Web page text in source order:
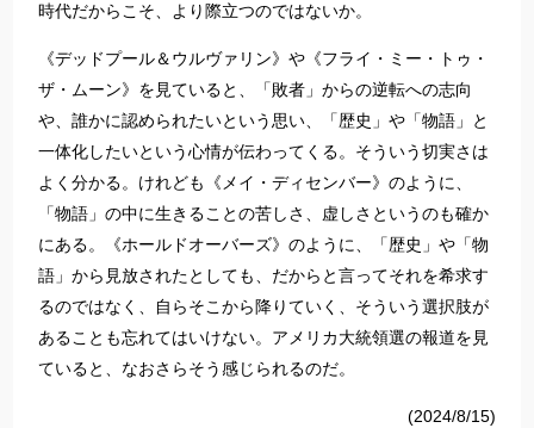
時代だからこそ、より際立つのではないか。
《デッドプール＆ウルヴァリン》や《フライ・ミー・トゥ・
ザ・ムーン》を見ていると、「敗者」からの逆転への志向
や、誰かに認められたいという思い、「歴史」や「物語」と
一体化したいという心情が伝わってくる。そういう切実さは
よく分かる。けれども《メイ・ディセンバー》のように、
「物語」の中に生きることの苦しさ、虚しさというのも確か
にある。《ホールドオーバーズ》のように、「歴史」や「物
語」から見放されたとしても、だからと言ってそれを希求す
るのではなく、自らそこから降りていく、そういう選択肢が
あることも忘れてはいけない。アメリカ大統領選の報道を見
ていると、なおさらそう感じられるのだ。
(2024/8/15)